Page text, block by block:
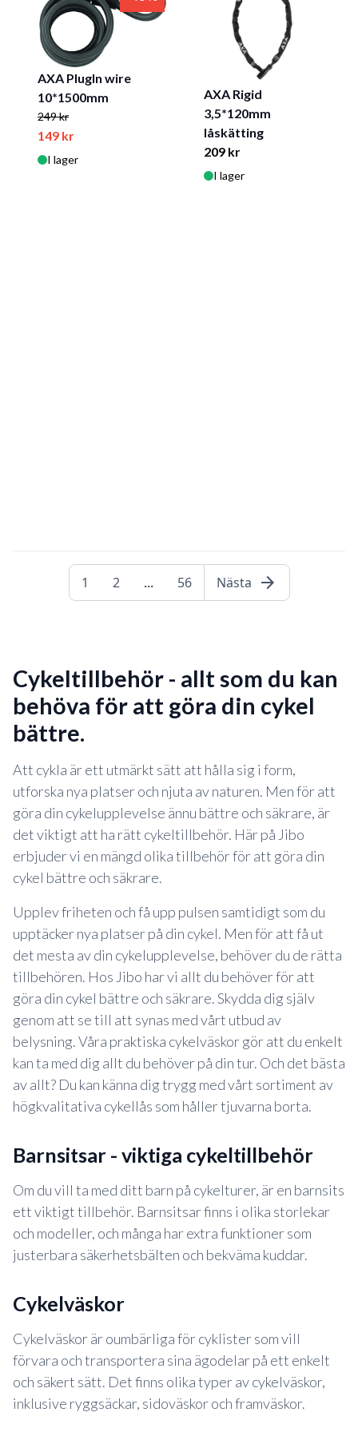
AXA PlugIn wire
10*1500mm
249 kr
149 kr
I lager
AXA Rigid
3,5*120mm
låskätting
209 kr
I lager
1 2 ... 56 Nästa arrow_forward
Cykeltillbehör - allt som du kan
behöva för att göra din cykel
bättre.
Att cykla är ett utmärkt sätt att hålla sig i form,
utforska nya platser och njuta av naturen. Men för att
göra din cykelupplevelse ännu bättre och säkrare, är
det viktigt att ha rätt cykeltillbehör. Här på Jibo
erbjuder vi en mängd olika tillbehör för att göra din
cykel bättre och säkrare.
Upplev friheten och få upp pulsen samtidigt som du
upptäcker nya platser på din cykel. Men för att få ut
det mesta av din cykelupplevelse, behöver du de rätta
tillbehören. Hos Jibo har vi allt du behöver för att
göra din cykel bättre och säkrare. Skydda dig själv
genom att se till att synas med vårt utbud av
belysning. Våra praktiska cykelväskor gör att du enkelt
kan ta med dig allt du behöver på din tur. Och det bästa
av allt? Du kan känna dig trygg med vårt sortiment av
högkvalitativa cykellås som håller tjuvarna borta.
barnsitsar - viktiga cykeltillbehör
Om du vill ta med ditt barn på cykelturer, är en barnsits
ett viktigt tillbehör. Barnsitsar finns i olika storlekar
och modeller, och många har extra funktioner som
justerbara säkerhetsbälten och bekväma kuddar.
cykelväskor
Cykelväskor är oumbärliga för cyklister som vill
förvara och transportera sina ägodelar på ett enkelt
och säkert sätt. Det finns olika typer av cykelväskor,
inklusive ryggsäckar, sidoväskor och framväskor.